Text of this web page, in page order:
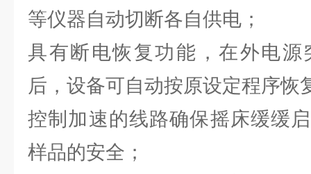
等仪器自动切断各自供电；
具有断电恢复功能，在外电源
后，设备可自动按原设定程序恢
控制加速的线路确保摇床缓缓
样品的安全；